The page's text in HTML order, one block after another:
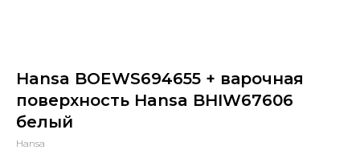
Hansa BOEWS694655 + варочная
поверхность Hansa BHIW67606
белый
Hansa